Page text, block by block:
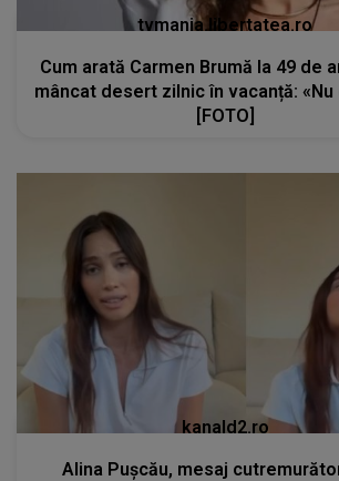
tvmania.libertatea.ro
Cum arată Carmen Brumă la 49 de
mâncat desert zilnic în vacanță: «Nu
[FOTO]
kanald2.ro
Alina Pușcău, mesaj